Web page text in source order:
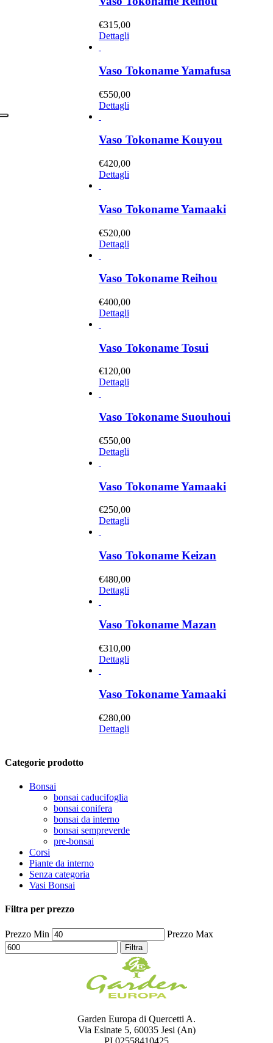
€315,00
Dettagli
Vaso Tokoname Yamafusa
€550,00
Dettagli
Vaso Tokoname Kouyou
€420,00
Dettagli
Vaso Tokoname Yamaaki
€520,00
Dettagli
Vaso Tokoname Reihou
€400,00
Dettagli
Vaso Tokoname Tosui
€120,00
Dettagli
Vaso Tokoname Suouhoui
€550,00
Dettagli
Vaso Tokoname Yamaaki
€250,00
Dettagli
Vaso Tokoname Keizan
€480,00
Dettagli
Vaso Tokoname Mazan
€310,00
Dettagli
Vaso Tokoname Yamaaki
€280,00
Dettagli
Categorie prodotto
Bonsai
bonsai caducifoglia
bonsai conifera
bonsai da interno
bonsai sempreverde
pre-bonsai
Corsi
Piante da interno
Senza categoria
Vasi Bonsai
Filtra per prezzo
Prezzo Min Prezzo Max
Filtra
Garden Europa di Quercetti A.
Via Esinate 5, 60035 Jesi (An)
PI 02558410425